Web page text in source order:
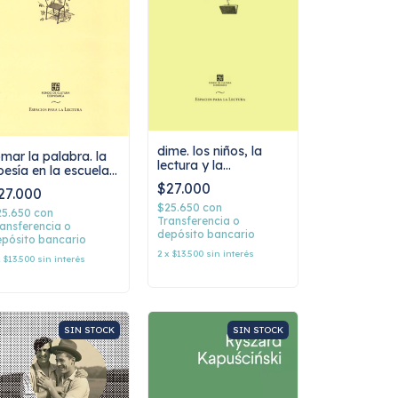
la palabra. la
en la escuela,
calvo
con
o
bancario
$13.500 sin interés
dime. los niños, la
lectura y la
conversación. aidan
chambers
$27.000
$25.650 con
Transferencia o
depósito bancario
2 x $13.500 sin interés
SIN STOCK SIN STOCK